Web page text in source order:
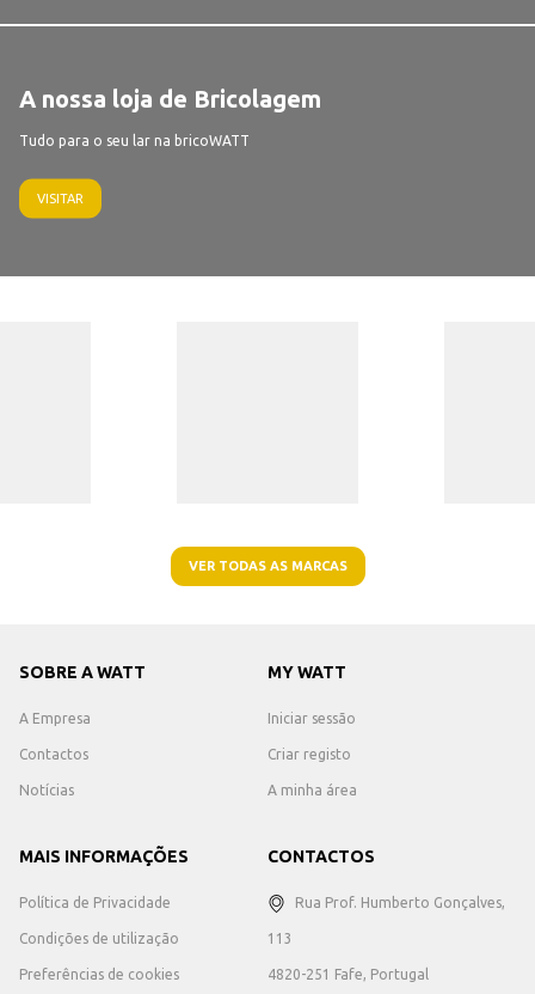
A nossa loja de Bricolagem
Tudo para o seu lar na bricoWATT
VISITAR
VER TODAS AS MARCAS
SOBRE A WATT
A Empresa
Contactos
Notícias
MY WATT
Iniciar sessão
Criar registo
A minha área
MAIS INFORMAÇÕES
Política de Privacidade
Condições de utilização
Preferências de cookies
CONTACTOS
Rua Prof. Humberto Gonçalves,
113
4820-251 Fafe, Portugal